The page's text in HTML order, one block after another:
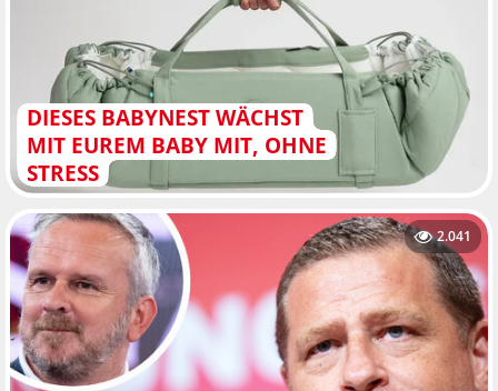
DIESES BABYNEST WÄCHST
MIT EUREM BABY MIT, OHNE
STRESS
2.041